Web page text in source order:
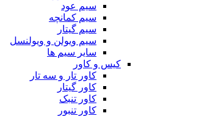
سیم عود
سیم کمانچه
سیم گیتار
سیم ویولن و ویولنسل
سایر سیم ها
کیس و کاور
کاور تار و سه تار
کاور گیتار
کاور تنبک
کاور تنبور